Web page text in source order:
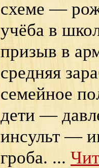
схеме —
учёба в
призыв в
средняя
семейное
дети —
инсульт —
гроба. ...